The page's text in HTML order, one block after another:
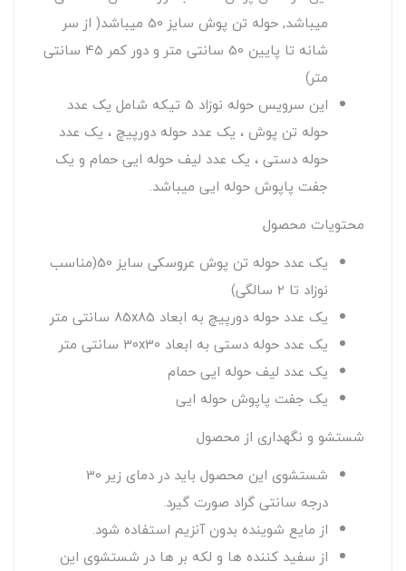
میباشد, حوله تن پوش سایز 50 میباشد( از سر
شانه تا پایین 50 سانتی متر و دور کمر 45 سانتی
متر)
این سرویس حوله نوزاد 5 تیکه شامل یک عدد
حوله تن پوش ، یک عدد حوله دورپیچ ، یک عدد
حوله دستی ، یک عدد لیف حوله ایی حمام و یک
جفت پاپوش حوله ایی میباشد.
محتویات محصول
یک عدد حوله تن پوش عروسکی سایز 50(مناسب
نوزاد تا 2 سالگی)
یک عدد حوله دورپیچ به ابعاد 85x85 سانتی متر
یک عدد حوله دستی به ابعاد 30x30 سانتی متر
یک عدد لیف حوله ایی حمام
یک جفت پاپوش حوله ایی
شستشو و نگهداری از محصول
شستشوی این محصول باید در دمای زیر 30
درجه سانتی گراد صورت گیرد.
از مایع شوینده بدون آنزیم استفاده شود.
از سفید کننده ها و لکه بر ها در شستشوی این